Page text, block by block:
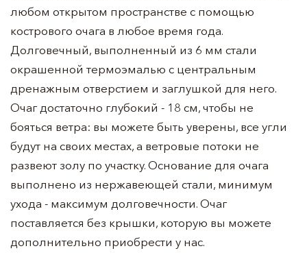
любом открытом пространстве с помощью
кострового очага в любое время года.
Долговечный, выполненный из 6 мм стали
окрашенной термоэмалью с центральным
дренажным отверстием и заглушкой для него.
Очаг достаточно глубокий - 18 см, чтобы не
бояться ветра: вы можете быть уверены, все угли
будут на своих местах, а ветровые потоки не
развеют золу по участку. Основание для очага
выполнено из нержавеющей стали, минимум
ухода - максимум долговечности. Очаг
поставляется без крышки, которую вы можете
дополнительно приобрести у нас.